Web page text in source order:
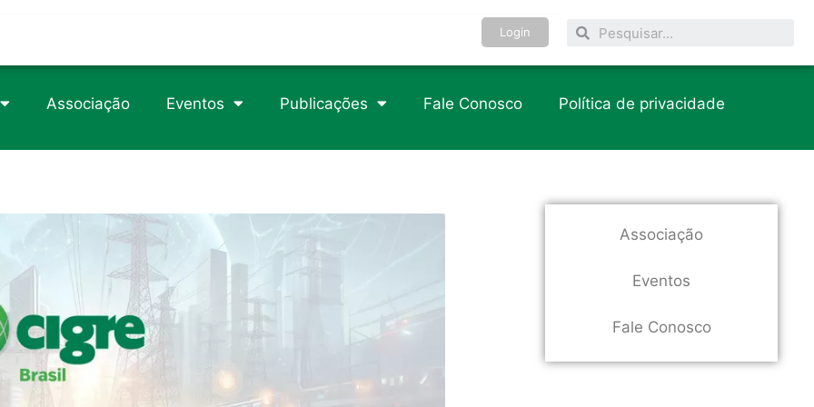
2/718/2840746
Login
Associação Eventos Publicações Fale Conosco Política de privacidade
Associação
Eventos
Fale Conosco